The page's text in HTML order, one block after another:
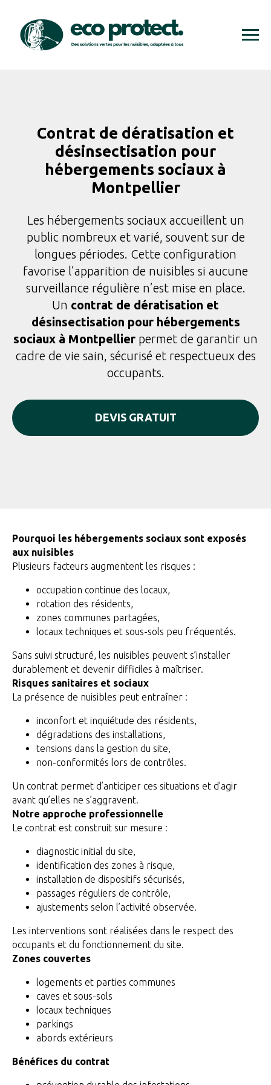
Contrat de dératisation et
désinsectisation pour
hébergements sociaux à
Montpellier
Les hébergements sociaux accueillent un
public nombreux et varié, souvent sur de
longues périodes. Cette configuration
favorise l’apparition de nuisibles si aucune
surveillance régulière n’est mise en place.
Un contrat de dératisation et
désinsectisation pour hébergements
sociaux à Montpellier permet de garantir un
cadre de vie sain, sécurisé et respectueux des
occupants.
DEVIS GRATUIT
Pourquoi les hébergements sociaux sont exposés
aux nuisibles
Plusieurs facteurs augmentent les risques :
occupation continue des locaux,
rotation des résidents,
zones communes partagées,
locaux techniques et sous-sols peu fréquentés.
Sans suivi structuré, les nuisibles peuvent s’installer
durablement et devenir difficiles à maîtriser.
Risques sanitaires et sociaux
La présence de nuisibles peut entraîner :
inconfort et inquiétude des résidents,
dégradations des installations,
tensions dans la gestion du site,
non-conformités lors de contrôles.
Un contrat permet d’anticiper ces situations et d’agir
avant qu’elles ne s’aggravent.
Notre approche professionnelle
Le contrat est construit sur mesure :
diagnostic initial du site,
identification des zones à risque,
installation de dispositifs sécurisés,
passages réguliers de contrôle,
ajustements selon l’activité observée.
Les interventions sont réalisées dans le respect des
occupants et du fonctionnement du site.
Zones couvertes
logements et parties communes
caves et sous-sols
locaux techniques
parkings
abords extérieurs
Bénéfices du contrat